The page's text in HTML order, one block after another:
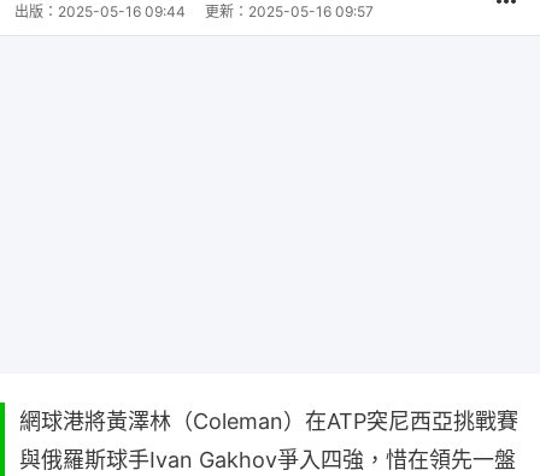
出版： 2025-05-16 09:44 更新： 2025-05-16 09:57
網球港將黃澤林（Coleman）在ATP突尼西亞挑戰賽
與俄羅斯球手Ivan Gakhov爭入四強，惜在領先一盤